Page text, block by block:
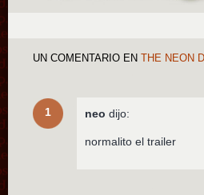
UN COMENTARIO EN THE NEON
1 neo dijo:
normalito el trailer